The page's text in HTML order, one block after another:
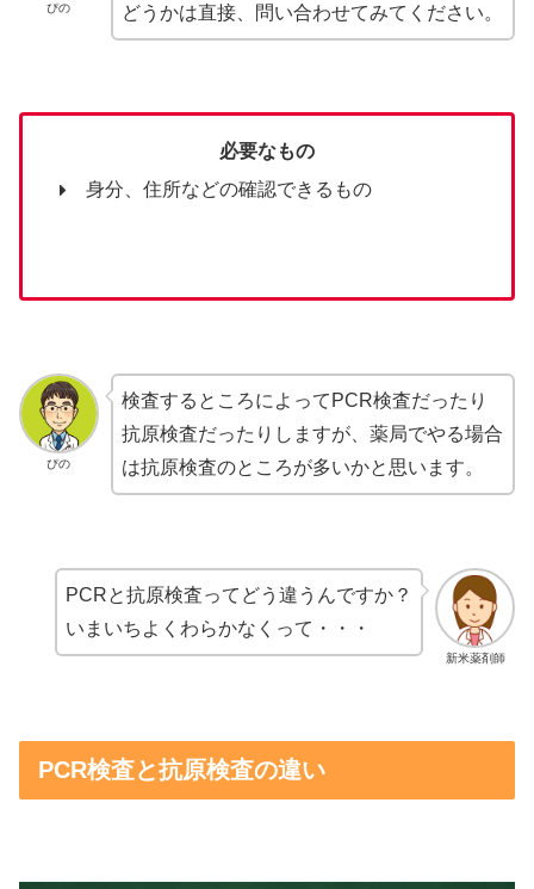
ぴの
どうかは直接、問い合わせてみてください。
必要なもの
身分、住所などの確認できるもの
ぴの
検査するところによってPCR検査だったり
抗原検査だったりしますが、薬局でやる場合
は抗原検査のところが多いかと思います。
新米薬剤師
PCRと抗原検査ってどう違うんですか？
いまいちよくわらかなくって・・・
PCR検査と抗原検査の違い